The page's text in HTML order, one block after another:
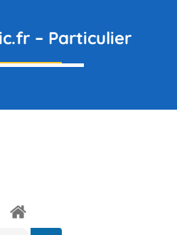
– Particulier